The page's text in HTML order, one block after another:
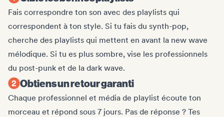
Fais correspondre ton son avec des playlists qui
correspondent à ton style. Si tu fais du synth-pop,
cherche des playlists qui mettent en avant la new wave
mélodique. Si tu es plus sombre, vise les professionnels
du post-punk et de la dark wave.
Obtiens un retour garanti
Chaque professionnel et média de playlist écoute ton
morceau et répond sous 7 jours. Pas de réponse ? Tes